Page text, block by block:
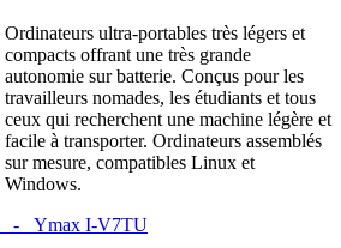
Ordinateurs ultra-portables très légers et
compacts offrant une très grande
autonomie sur batterie. Conçus pour les
travailleurs nomades, les étudiants et tous
ceux qui recherchent une machine légère et
facile à transporter. Ordinateurs assemblés
sur mesure, compatibles Linux et
Windows.
- Ymax I-V7TU